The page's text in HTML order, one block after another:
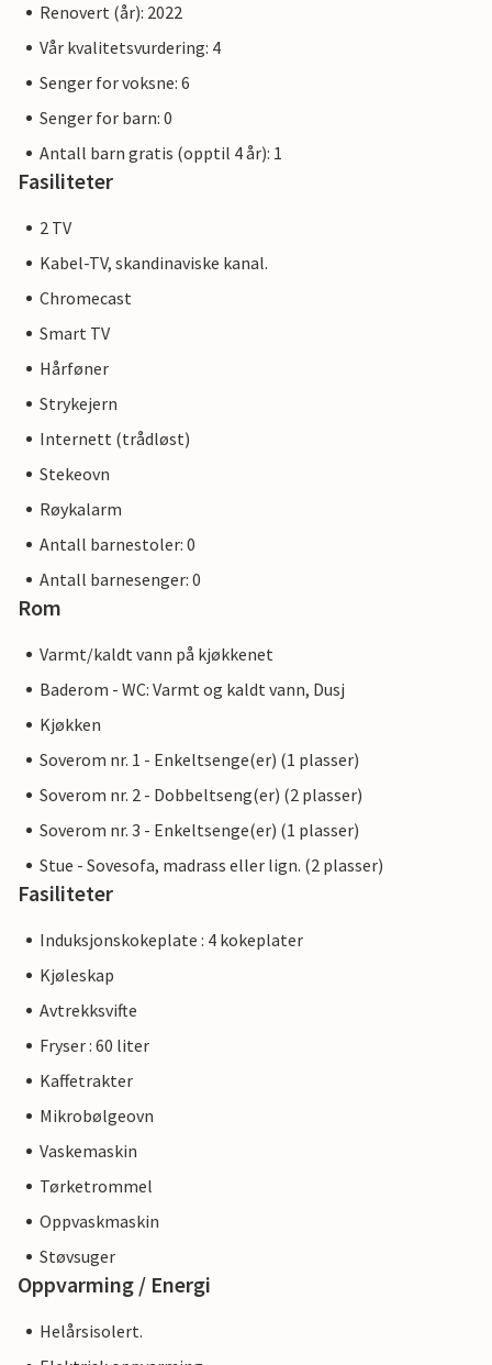
Renovert (år): 2022
Vår kvalitetsvurdering: 4
Senger for voksne: 6
Senger for barn: 0
Antall barn gratis (opptil 4 år): 1
Fasiliteter
2 TV
Kabel-TV, skandinaviske kanal.
Chromecast
Smart TV
Hårføner
Strykejern
Internett (trådløst)
Stekeovn
Røykalarm
Antall barnestoler: 0
Antall barnesenger: 0
Rom
Varmt/kaldt vann på kjøkkenet
Baderom - WC: Varmt og kaldt vann, Dusj
Kjøkken
Soverom nr. 1 - Enkeltsenge(er) (1 plasser)
Soverom nr. 2 - Dobbeltseng(er) (2 plasser)
Soverom nr. 3 - Enkeltsenge(er) (1 plasser)
Stue - Sovesofa, madrass eller lign. (2 plasser)
Fasiliteter
Induksjonskokeplate : 4 kokeplater
Kjøleskap
Avtrekksvifte
Fryser : 60 liter
Kaffetrakter
Mikrobølgeovn
Vaskemaskin
Tørketrommel
Oppvaskmaskin
Støvsuger
Oppvarming / Energi
Helårsisolert.